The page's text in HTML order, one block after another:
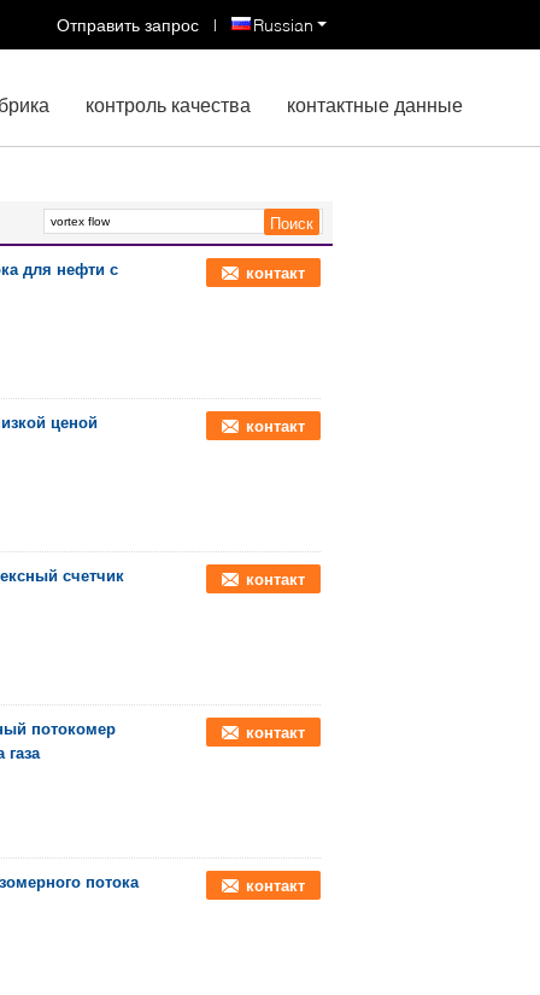
Russian
Отправить запрос |
контроль качества контактные данные
для нефти с
контакт
ценой
контакт
счетчик
контакт
потокомер
контакт
потока
контакт